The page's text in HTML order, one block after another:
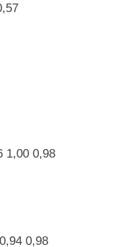
1,00 0,98
0,98